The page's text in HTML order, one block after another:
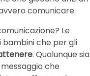
comunicare.
Le
bambini che per gli
. Qualunque sia
che